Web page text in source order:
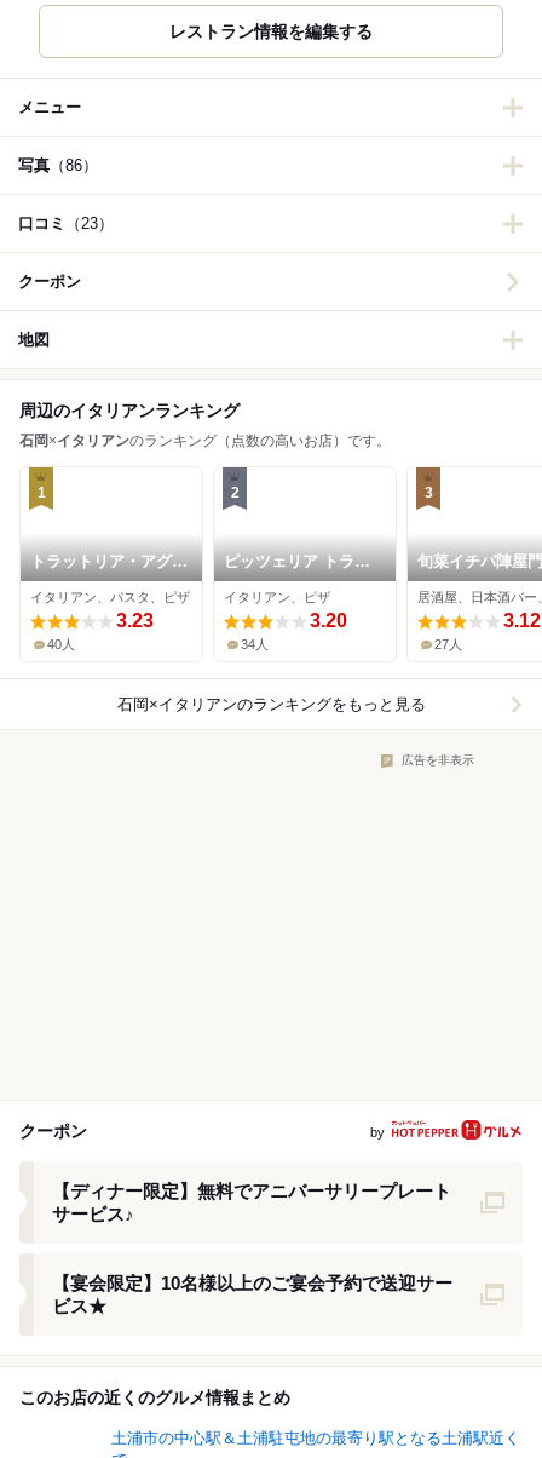
レストラン情報を編集する
メニュー
写真 （86）
口コミ （23）
クーポン
地図
周辺のイタリアンランキング
石岡 ×イタリアンのランキング（点数の高いお店）です。
1
トラットリア・アグレ
ステ
イタリアン、パスタ、ピザ
3.23
40人
2
ピッツェリア トラッ
トリア レプロット
イタリアン、ピザ
3.20
34人
3
旬菜イチバ陣屋門
3.12
27人
石岡×イタリアンのランキングをもっと見る
広告を非表示
クーポン by
【ディナー限定】無料でアニバーサリープレート
サービス♪
【宴会限定】10名様以上のご宴会予約で送迎サー
ビス★
このお店の近くのグルメ情報まとめ
土浦市の中心駅＆土浦駐屯地の最寄り駅となる土浦駅近く